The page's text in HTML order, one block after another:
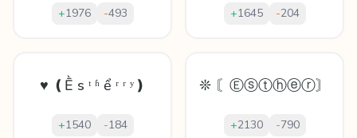
+1976 -493 +1645 -204
♥ ❪Ḕ ѕ ᵗ ʱ ể ʳ ʳ ʸ❫
+1540 -184
❊ 〘Ⓔⓢⓣⓗⓔⓡ〙
+2130 -790